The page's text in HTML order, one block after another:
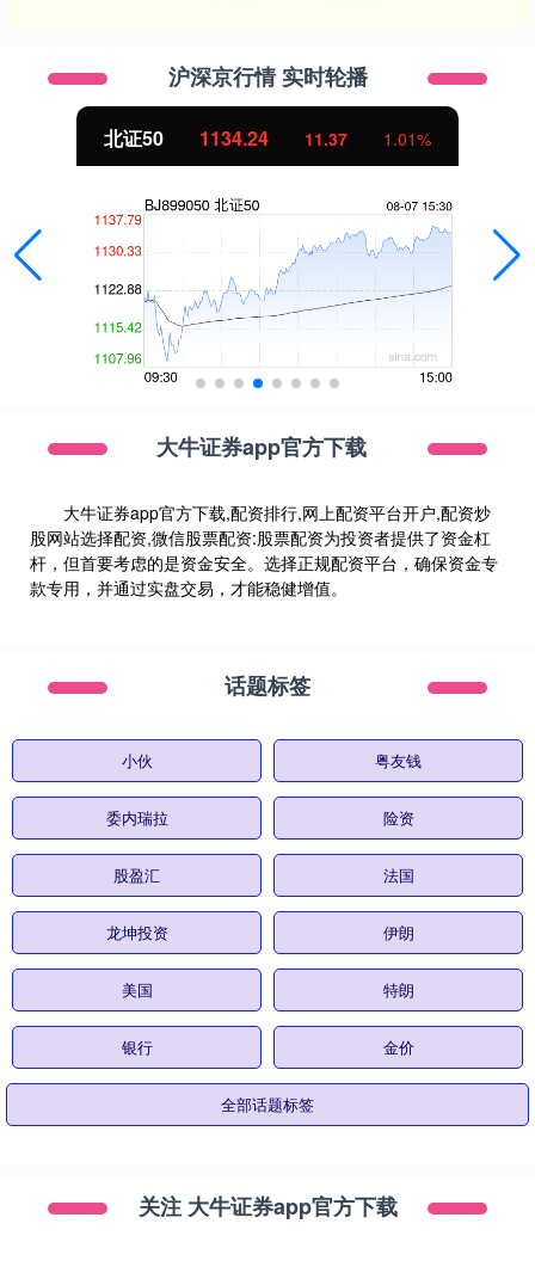
沪深京行情 实时轮播
北证50 1134.24 11.37 1.01%
大牛证券app官方下载
大牛证券app官方下载,配资排行,网上配资平台开户,配资炒
股网站选择配资,微信股票配资:股票配资为投资者提供了资金杠
杆，但首要考虑的是资金安全。选择正规配资平台，确保资金专
款专用，并通过实盘交易，才能稳健增值。
话题标签
小伙 粤友钱
委内瑞拉 险资
股盈汇 法国
龙坤投资 伊朗
美国 特朗
银行 金价
全部话题标签
关注 大牛证券app官方下载